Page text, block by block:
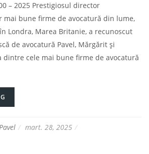
– 2025 Prestigiosul director
mai bune firme de avocatură din lume,
Londra, Marea Britanie, a recunoscut
de avocatură Pavel, Mărgărit și
dintre cele mai bune firme de avocatură
mart. 28, 2025